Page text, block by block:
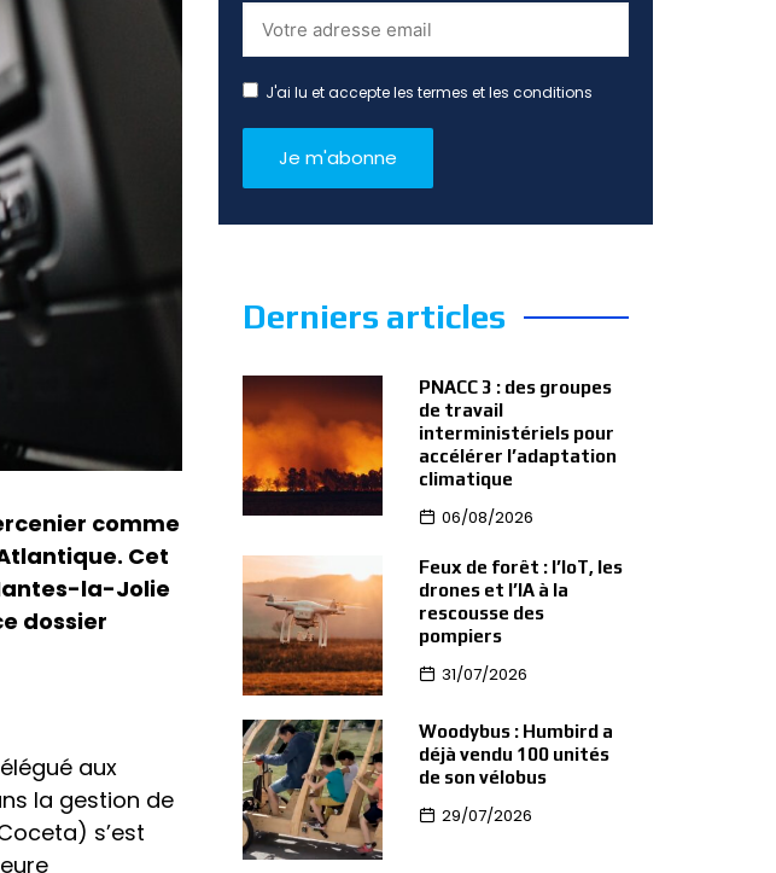
comme
Cet
la-Jolie
dossier
aux
la gestion de
s’est
J'ai lu et accepte les termes et les conditions
Derniers articles
PNACC 3 : des groupes
de travail
interministériels pour
accélérer l’adaptation
climatique
06/08/2026
Feux de forêt : l’IoT, les
drones et l’IA à la
rescousse des
pompiers
31/07/2026
Woodybus : Humbird a
déjà vendu 100 unités
de son vélobus
29/07/2026